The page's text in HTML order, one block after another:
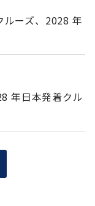
ルーズ、2028 年
年日本発着クル